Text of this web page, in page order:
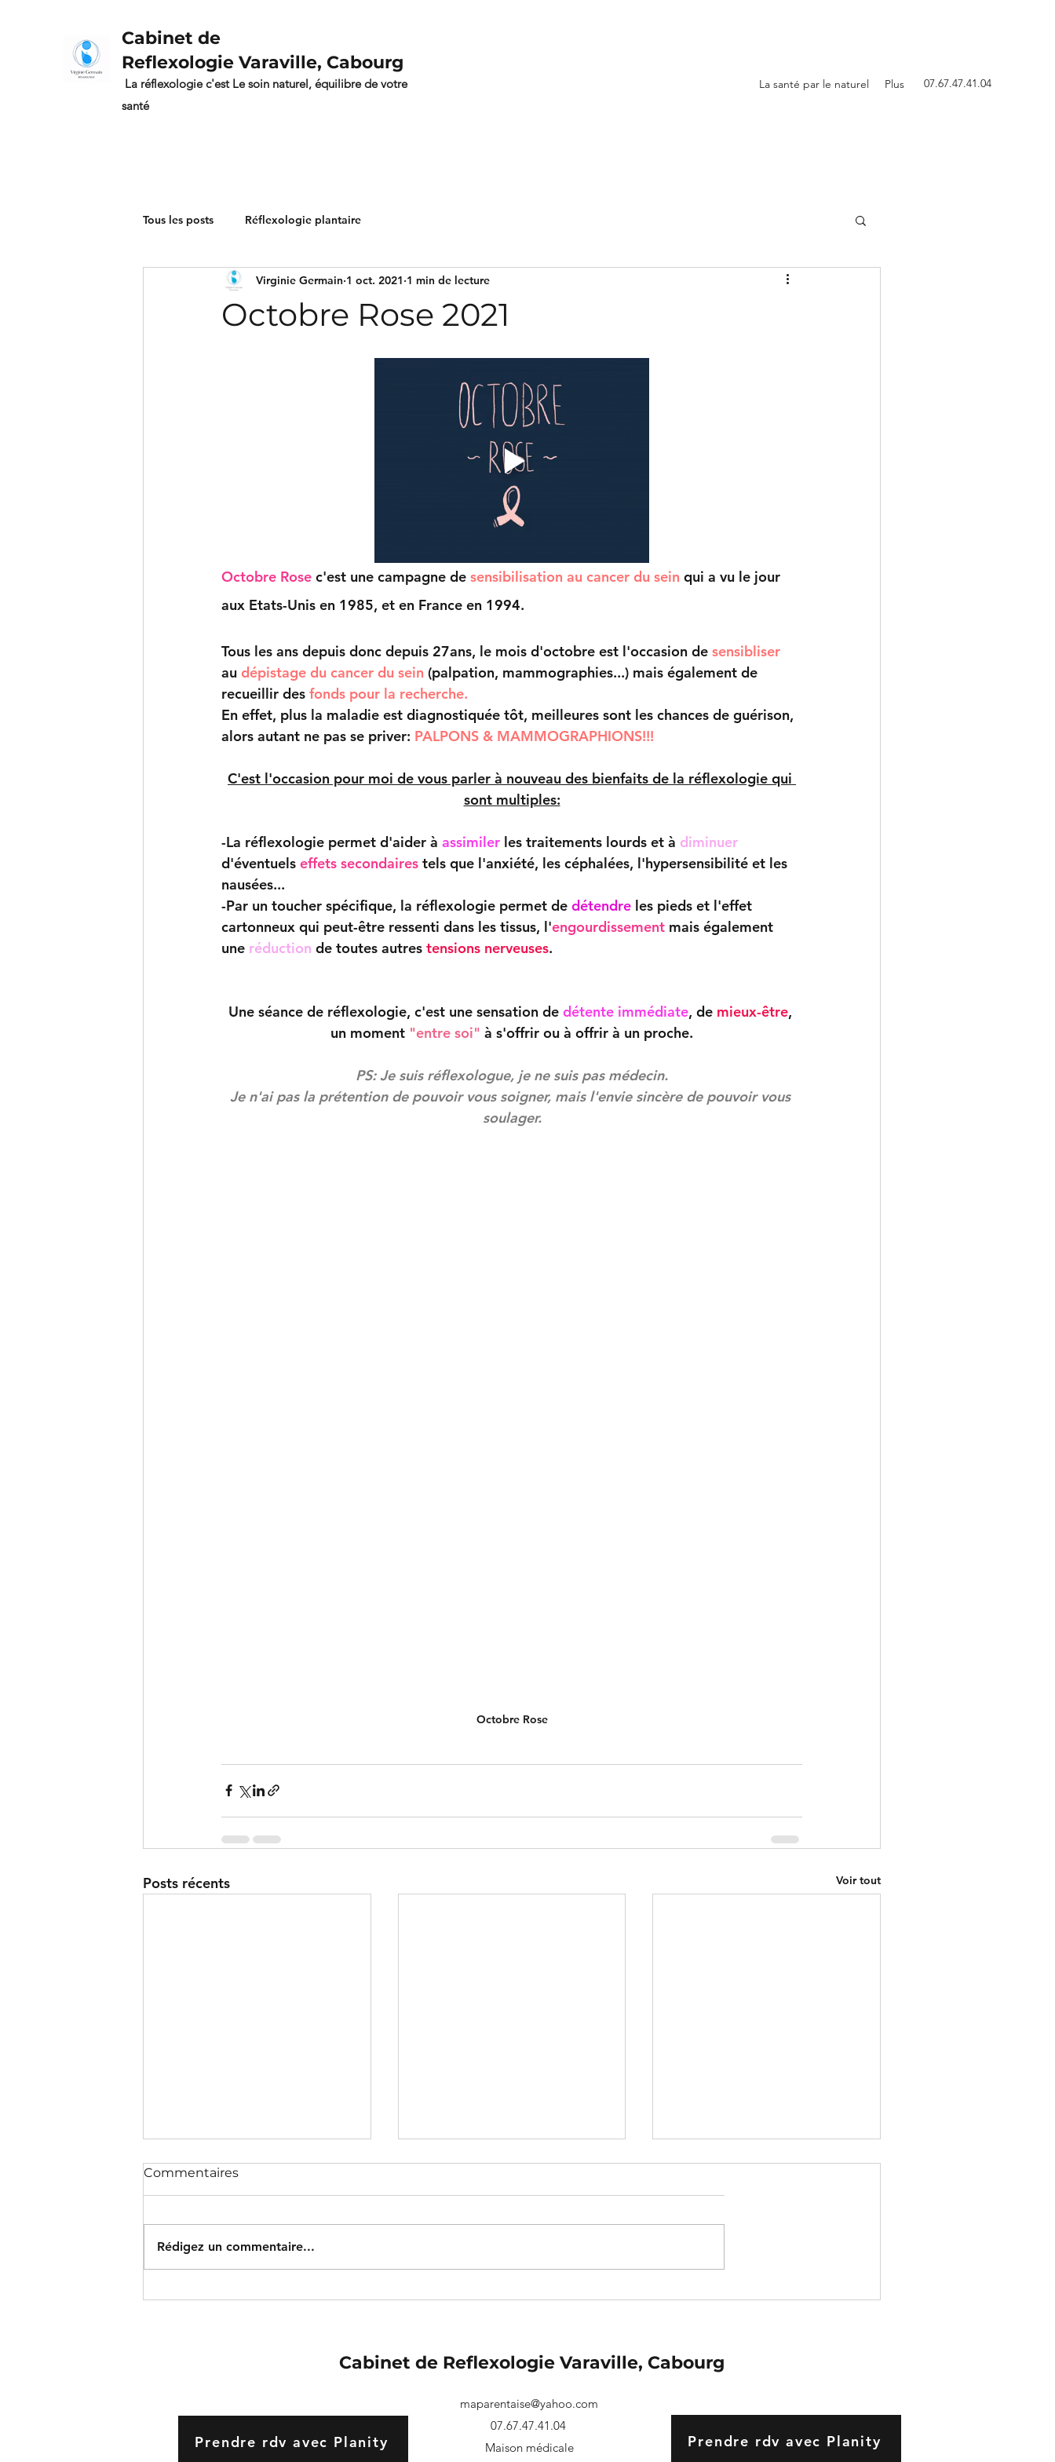
Cabinet de
Reflexologie Varaville, Cabourg
La réflexologie c'est Le soin naturel, équilibre de votre
santé
La santé par le naturel Plus 07.67.47.41.04
Tous les posts Réflexologie plantaire
Octobre Rose 2021
Virginie Germain 1 oct. 2021 1 min de lecture
Octobre Rose c'est une campagne de sensibilisation au cancer du sein qui a vu le jour
aux Etats-Unis en 1985, et en France en 1994.
Tous les ans depuis donc depuis 27ans, le mois d'octobre est l'occasion de sensibliser
au dépistage du cancer du sein (palpation, mammographies...) mais également de
recueillir des fonds pour la recherche.
En effet, plus la maladie est diagnostiquée tôt, meilleures sont les chances de guérison,
alors autant ne pas se priver: PALPONS & MAMMOGRAPHIONS!!!
C'est l'occasion pour moi de vous parler à nouveau des bienfaits de la réflexologie qui
sont multiples:
-La réflexologie permet d'aider à assimiler les traitements lourds et à diminuer
d'éventuels effets secondaires tels que l'anxiété, les céphalées, l'hypersensibilité et les
nausées...
-Par un toucher spécifique, la réflexologie permet de détendre les pieds et l'effet
cartonneux qui peut-être ressenti dans les tissus, l'engourdissement mais également
une réduction de toutes autres tensions nerveuses.
Une séance de réflexologie, c'est une sensation de détente immédiate, de mieux-être,
un moment "entre soi" à s'offrir ou à offrir à un proche.
PS: Je suis réflexologue, je ne suis pas médecin.
Je n'ai pas la prétention de pouvoir vous soigner, mais l'envie sincère de pouvoir vous
soulager.
Octobre Rose
Posts récents Voir tout
Commentaires
Rédigez un commentaire...
Cabinet de Reflexologie Varaville, Cabourg
Prendre rdv avec Planity
maparentaise@yahoo.com
07.67.47.41.04
Maison médicale
Prendre rdv avec Planity